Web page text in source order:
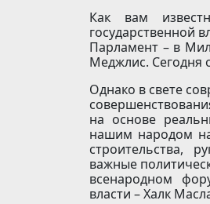
Как вам
государственной
Парламент – в
Меджлис. Сегодня
Однако в свете
на основе
нашим народом на
строительства,
важные
всенародном
власти – Халк